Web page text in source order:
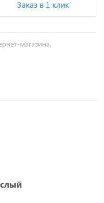
Заказ в 1 клик
магазина.